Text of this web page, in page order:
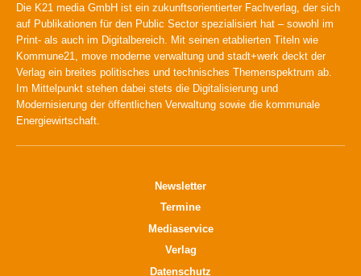
Die K21 media GmbH ist ein zukunftsorientierter Fachverlag, der sich
auf Publikationen für den Public Sector spezialisiert hat – sowohl im
Print- als auch im Digitalbereich. Mit seinen etablierten Titeln wie
Kommune21, move moderne verwaltung und stadt+werk deckt der
Verlag ein breites politisches und technisches Themenspektrum ab.
Im Mittelpunkt stehen dabei stets die Digitalisierung und
Modernisierung der öffentlichen Verwaltung sowie die kommunale
Energiewirtschaft.
Newsletter
Termine
Mediaservice
Verlag
Datenschutz